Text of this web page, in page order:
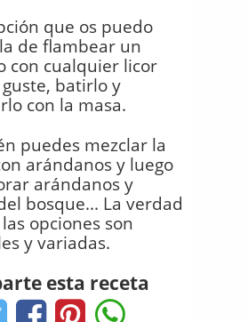
que os puedo
de flambear un
con cualquier licor
batirlo y
con la masa.
puedes mezclar la
arándanos y luego
arándanos y
bosque... La verdad
opciones son
y variadas.
esta receta